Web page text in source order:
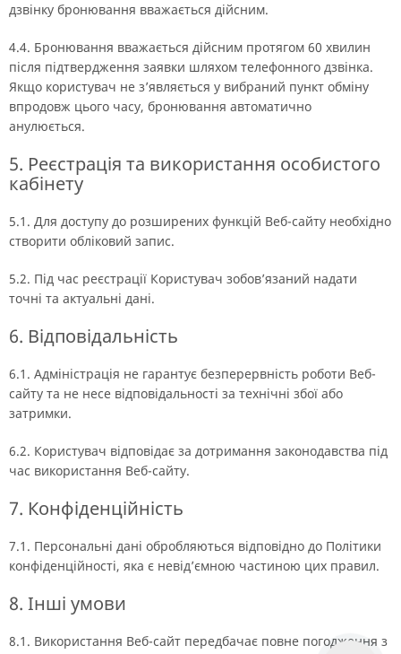
дзвінку бронювання вважається дійсним.
4.4. Бронювання вважається дійсним протягом 60 хвилин
після підтвердження заявки шляхом телефонного дзвінка.
Якщо користувач не з’являється у вибраний пункт обміну
впродовж цього часу, бронювання автоматично
анулюється.
5. Реєстрація та використання особистого
кабінету
5.1. Для доступу до розширених функцій Веб-сайту необхідно
створити обліковий запис.
5.2. Під час реєстрації Користувач зобов’язаний надати
точні та актуальні дані.
6. Відповідальність
6.1. Адміністрація не гарантує безперервність роботи Веб-
сайту та не несе відповідальності за технічні збої або
затримки.
6.2. Користувач відповідає за дотримання законодавства під
час використання Веб-сайту.
7. Конфіденційність
7.1. Персональні дані обробляються відповідно до Політики
конфіденційності, яка є невід’ємною частиною цих правил.
8. Інші умови
8.1. Використання Веб-сайт передбачає повне погодження з